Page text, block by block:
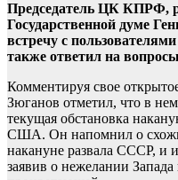
Председатель ЦК КПРФ,
Государственной думе
встречу с
также ответил на
Комментируя свое
Зюганов отметил, что в
текущая обстановка
США. Он напомнил о
накануне развала СССР, и
заявив о нежелании